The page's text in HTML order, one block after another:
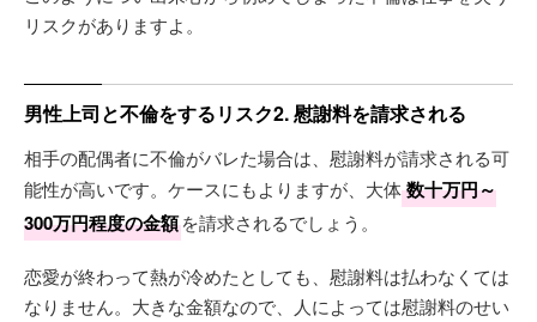
リスクがありますよ。
男性上司と不倫をするリスク2. 慰謝料を請求される
相手の配偶者に不倫がバレた場合は、慰謝料が請求される可
能性が高いです。ケースにもよりますが、大体数十万円～
300万円程度の金額を請求されるでしょう。
恋愛が終わって熱が冷めたとしても、慰謝料は払わなくては
なりません。大きな金額なので、人によっては慰謝料のせい